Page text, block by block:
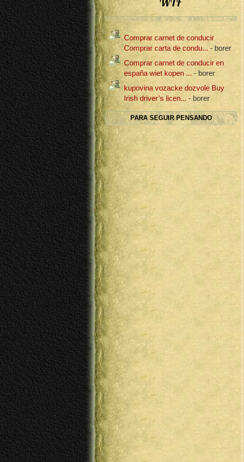
Comprar carnet de conducir
Comprar carta de condu... - borer
Comprar carnet de conducir en
españa wiet kopen ... - borer
kupovina vozacke dozvole Buy
Irish driver’s licen... - borer
PARA SEGUIR PENSANDO